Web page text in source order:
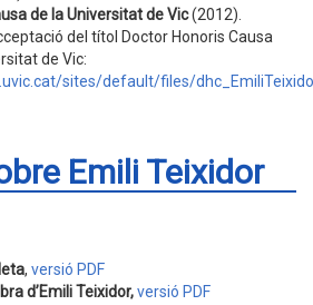
de la Universitat de Vic(2012).
del títol Doctor Honoris Causa
de Vic:
sites/default/files/
Emili Teixidor
, versió PDF
d’Emili Teixidor,versió PDF